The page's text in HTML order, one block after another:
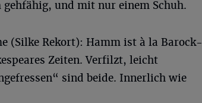
und mit nur einem Schuh.
(Silke Rekort): Hamm ist à la Barock-
Zeiten. Verfilzt, leicht
sind beide. Innerlich wie